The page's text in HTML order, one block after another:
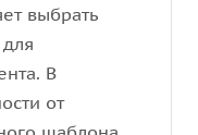
выбрать
В
от